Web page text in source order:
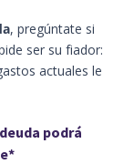
, pregúntate si
ser su fiador:
actuales le
podrá
*